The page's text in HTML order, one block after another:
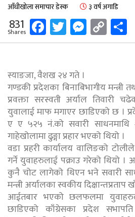
आँधीखोला समाचार डेस्क ३ वर्ष अगाडि
831
Shares Facebook
TwitterCopy
Link
स्याङजा, वैशख २४ गते ।
गण्डकी प्रदेशका बिनाबिभागीय मन्त्री
प्रवक्ता सरस्वती अर्याल तिवारी
युवालाई माफ मगाएर छाडिएको छ ।
ए ए ५२५ नं.को सवारी साधनमाथि
गाहेखोलामा ढुङ्गा प्रहार भएको थियो ।
वडा प्रहरी कार्यालय वालिङको
गर्ने युवाहरुलाई पक्राउ गरेको थियो ।
कुनै चोट लागेको थिएन भने सवारी
मन्त्री अर्यालका स्वकीय
आईतबार भएको छलफलमा
छाडिएको काँंग्रेसका प्रदेश